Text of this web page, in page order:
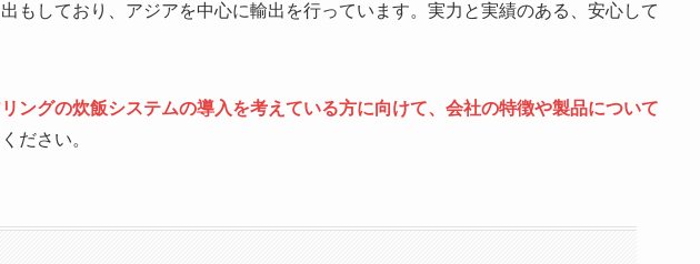
もしており、アジアを中心に輸出を行っています。実力と実績のある、安心して
ングの炊飯システムの導入を考えている方に向けて、会社の特徴や製品について
ださい。